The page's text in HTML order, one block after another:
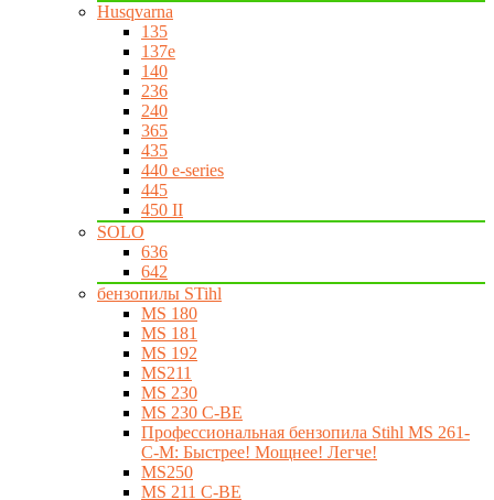
Husqvarna
135
137e
140
236
240
365
435
440 e-series
445
450 II
SOLO
636
642
бензопилы STihl
MS 180
MS 181
MS 192
MS211
MS 230
MS 230 C-BE
Профессиональная бензопила Stihl MS 261-
C-M: Быстрее! Мощнее! Легче!
MS250
MS 211 C-BE